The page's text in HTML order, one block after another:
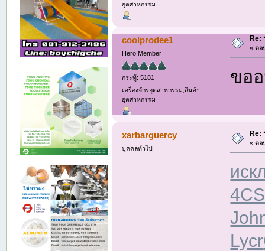
อุตสาหกรรม
coolprodee1
Hero Member
กระทู้: 5181
เครื่องจักรอุตสาหกรรม,สินค้า
อุตสาหกรรม
Re:
« ตอ
ขอ
xarbarguercy
บุคคลทั่วไป
Re:
« ตอ
Lycr